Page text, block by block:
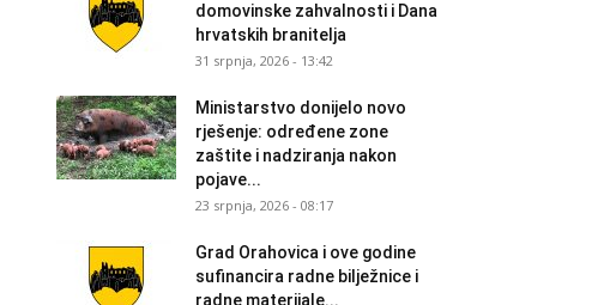
domovinske zahvalnosti i Dana
hrvatskih branitelja
31 srpnja, 2026 - 13:42
Ministarstvo donijelo novo
rješenje: određene zone
zaštite i nadziranja nakon
pojave...
23 srpnja, 2026 - 08:17
Grad Orahovica i ove godine
sufinancira radne bilježnice i
radne materijale...